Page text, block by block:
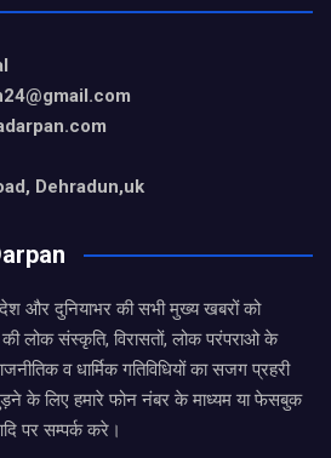
Dehradun,uk
और दुनियाभर की सभी मुख्य खबरों को
लोक संस्कृति, विरासतों, लोक परंपराओ के
व धार्मिक गतिविधियों का सजग प्रहरी
के लिए हमारे फोन नंबर के माध्यम या फेसबुक
पर सम्पर्क करे।